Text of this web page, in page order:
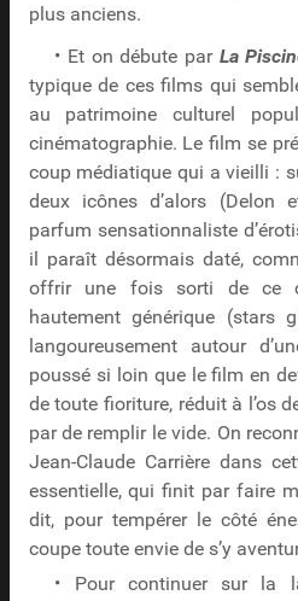
plus anciens.
• Et on débute par La
typique de ces films qui
au patrimoine culturel
cinématographie. Le film se
coup médiatique qui a vieilli :
deux icônes d’alors (Delon
parfum sensationnaliste
il paraît désormais daté,
offrir une fois sorti de ce
hautement générique (stars
langoureusement autour
poussé si loin que le film en
de toute fioriture, réduit à l’os
par de remplir le vide. On
Jean-Claude Carrière dans
essentielle, qui finit par faire
dit, pour tempérer le côté
coupe toute envie de s’y
• Pour continuer sur la